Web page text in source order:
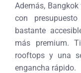
Además,
con
bastante
más premium.
rooftops y una
engancha rápido.